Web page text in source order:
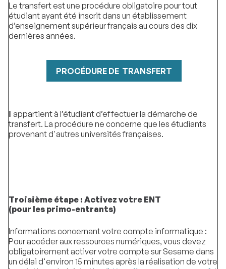
Le transfert est une procédure obligatoire pour tout
étudiant ayant été inscrit dans un établissement
d’enseignement supérieur français au cours des dix
dernières années.
PROCÉDURE DE TRANSFERT
Il appartient à l’étudiant d’effectuer la démarche de
transfert. La procédure ne concerne que les étudiants
provenant d'autres universités françaises.
Troisième étape : Activez votre ENT
(pour les primo-entrants)
Informations concernant votre compte informatique :
Pour accéder aux ressources numériques, vous devez
obligatoirement activer votre compte sur Sesame dans
un délai d'environ 15 minutes après la réalisation de votre